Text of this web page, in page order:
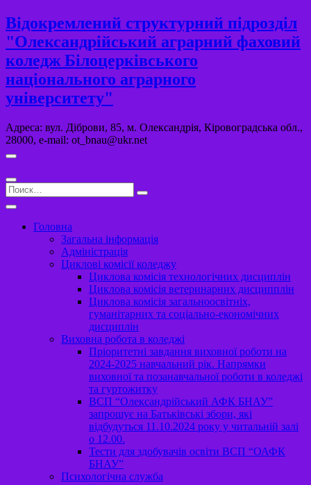
Перейти
к
содержимому
Відокремлений структурний підрозділ
"Олександрійський аграрний фаховий
коледж Білоцерківського
національного аграрного
університету"
Адреса: вул. Діброви, 85, м. Олександрія, Кіровоградська обл.,
28000, e-mail: ot_bnau@ukr.net
Поиск…
Головна
Загальна інформація
Адміністрація
Циклові комісії коледжу
Циклова комісія технологічних дисциплін
Циклова комісія ветеринарних дисципплін
Циклова комісія загальноосвітніх,
гуманітарних та соціально-економічних
дисциплін
Виховна робота в коледжі
Пріоритетні завдання виховної роботи на
2024-2025 навчальний рік. Напрямки
виховної та позанавчальної роботи в коледжі
та гуртожитку
ВСП “Олександрійський АФК БНАУ”
запрошує на Батьківські збори, які
відбудуться 11.10.2024 року у читальній залі
о 12.00.
Тести для здобувачів освіти ВСП “ОАФК
БНАУ”
Психологічна служба